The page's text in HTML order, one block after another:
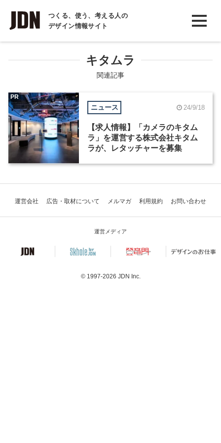
つくる、使う、考える人の
デザイン情報サイト
INTERVIEW
インタビュー
COLUMN
コラム
キタムラ
関連記事
ニュース 24/9/18
【求人情報】「カメラのキタム
ラ」を運営する株式会社キタム
ラが、レタッチャーを募集
PR
運営会社 広告・取材について メルマガ 利用規約 お問い合わせ
運営メディア
© 1997-2026 JDN Inc.